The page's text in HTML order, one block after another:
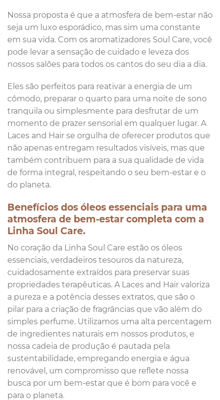
Nossa proposta é que a atmosfera de bem-estar não
seja um luxo esporádico, mas sim uma constante
em sua vida. Com os aromatizadores Soul Care, você
pode levar a sensação de cuidado e leveza dos
nossos salões para todos os cantos do seu dia a dia.
Eles são perfeitos para reativar a energia de um
cômodo, preparar o quarto para uma noite de sono
tranquila ou simplesmente para desfrutar de um
momento de prazer sensorial em qualquer lugar. A
Laces and Hair se orgulha de oferecer produtos que
não apenas entregam resultados visíveis, mas que
também contribuem para a sua qualidade de vida
de forma integral, respeitando o seu bem-estar e o
do planeta.
Benefícios dos óleos essenciais para uma
atmosfera de bem-estar completa com a
Linha Soul Care.
No coração da Linha Soul Care estão os óleos
essenciais, verdadeiros tesouros da natureza,
cuidadosamente extraídos para preservar suas
propriedades terapêuticas. A Laces and Hair valoriza
a pureza e a potência desses extratos, que são o
pilar para a criação de fragrâncias que vão além do
simples perfume. Utilizamos uma alta percentagem
de ingredientes naturais em nossos produtos, e
nossa cadeia de produção é pautada pela
sustentabilidade, empregando energia e água
renovável, um compromisso que reflete nossa
busca por um bem-estar que é bom para você e
para o planeta.